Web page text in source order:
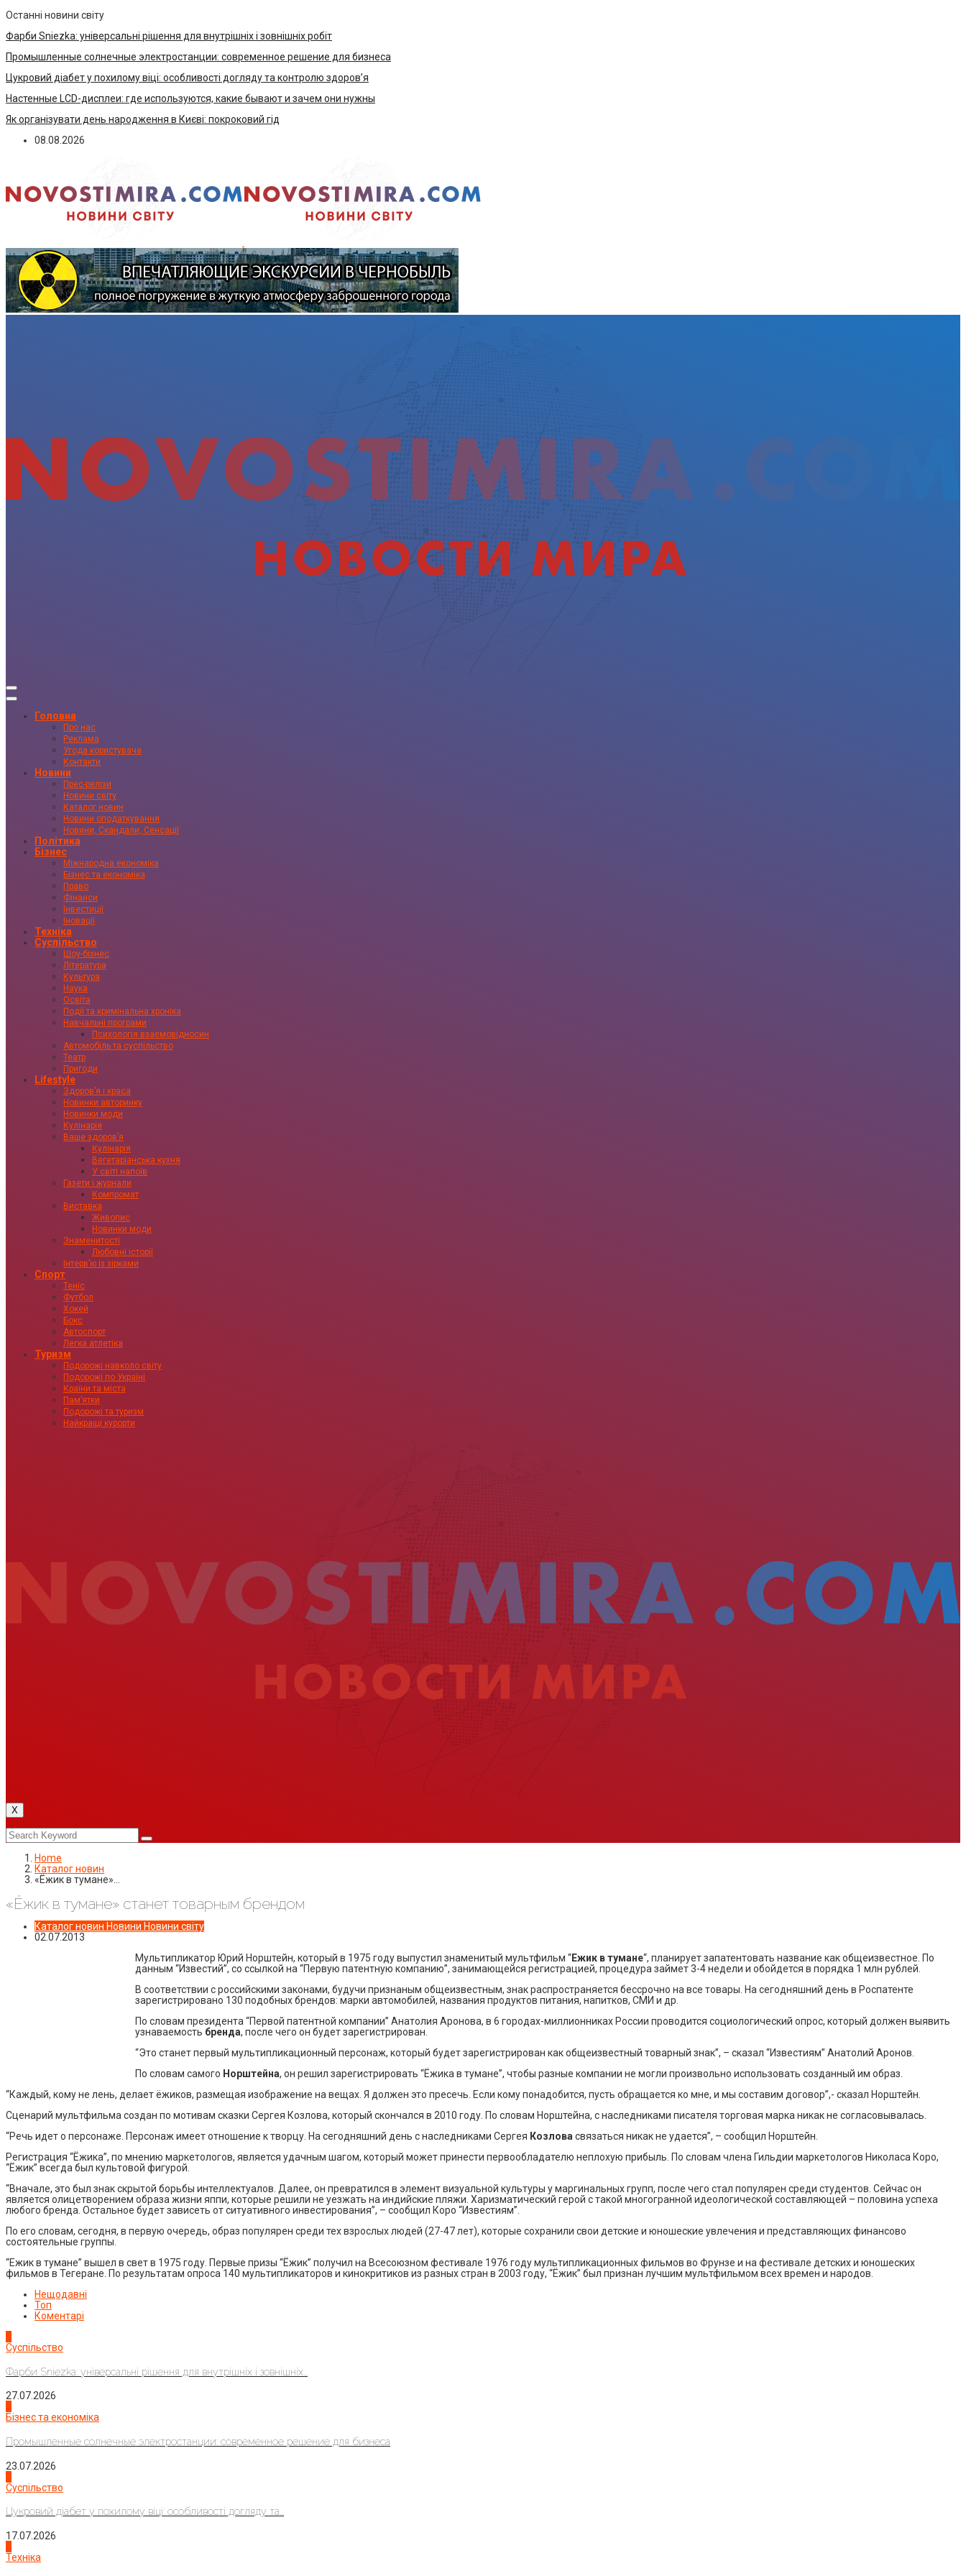
Останні новини світу
Фарби Sniezka: універсальні рішення для внутрішніх і зовнішніх робіт
Промышленные солнечные электростанции: современное решение для бизнеса
Цукровий діабет у похилому віці: особливості догляду та контролю здоров’я
Настенные LCD-дисплеи: где используются, какие бывают и зачем они нужны
Як організувати день народження в Києві: покроковий гід
08.08.2026
Головна
Про нас
Реклама
Угода користувача
Контакти
Новини
Прес-релізи
Новини світу
Каталог новин
Новини оподаткування
Новини, Скандали, Сенсації
Політика
Бізнес
Міжнародна економіка
Бізнес та економіка
Право
Фінанси
Інвестиції
Іновації
Техніка
Суспільство
Шоу-бізнес
Література
Культура
Наука
Освіта
Події та кримінальна хроніка
Навчальні програми
Психологія взаємовідносин
Автомобіль та суспільство
Театр
Пригоди
Lifestyle
Здоровʼя і краса
Новинки авторинку
Новинки моди
Кулінарія
Ваше здоровʼя
Кулінарія
Вегетаріанська кухня
У світі напоїв
Газети і журнали
Компромат
Виставка
Живопис
Новинки моди
Знаменитості
Любовні історії
Інтервʼю із зірками
Спорт
Теніс
Футбол
Хокей
Бокс
Автоспорт
Легка атлетіка
Туризм
Подорожі навколо світу
Подорожі по Україні
Країни та міста
Пам’ятки
Подорожі та туризм
Найкращі курорти
X
Home
Каталог новин
«Ёжик в тумане»…
«Ёжик в тумане» станет товарным брендом
Каталог новин Новини Новини світу
02.07.2013
Мультипликатор Юрий Норштейн, который в 1975 году выпустил знаменитый мультфильм “Ежик в тумане“, планирует запатентовать название как общеизвестное. По
данным “Известий”, со ссылкой на “Первую патентную компанию”, занимающейся регистрацией, процедура займет 3-4 недели и обойдется в порядка 1 млн рублей.
В соответствии с российскими законами, будучи признаным общеизвестным, знак распространяется бессрочно на все товары. На сегодняшний день в Роспатенте
зарегистрировано 130 подобных брендов: марки автомобилей, названия продуктов питания, напитков, СМИ и др.
По словам президента “Первой патентной компании” Анатолия Аронова, в 6 городах-миллионниках России проводится социологический опрос, который должен выявить
узнаваемость бренда, после чего он будет зарегистрирован.
“Это станет первый мультипликационный персонаж, который будет зарегистрирован как общеизвестный товарный знак”, – сказал “Известиям” Анатолий Аронов.
По словам самого Норштейна, он решил зарегистрировать “Ёжика в тумане”, чтобы разные компании не могли произвольно использовать созданный им образ.
“Каждый, кому не лень, делает ёжиков, размещая изображение на вещах. Я должен это пресечь. Если кому понадобится, пусть обращается ко мне, и мы составим договор”,- сказал Норштейн.
Сценарий мультфильма создан по мотивам сказки Сергея Козлова, который скончался в 2010 году. По словам Норштейна, с наследниками писателя торговая марка никак не согласовывалась.
“Речь идет о персонаже. Персонаж имеет отношение к творцу. На сегодняшний день с наследниками Сергея Козлова связаться никак не удается”, – сообщил Норштейн.
Регистрация “Ёжика”, по мнению маркетологов, является удачным шагом, который может принести первообладателю неплохую прибыль. По словам члена Гильдии маркетологов Николаса Коро,
“Ёжик” всегда был культовой фигурой.
“Вначале, это был знак скрытой борьбы интеллектуалов. Далее, он превратился в элемент визуальной культуры у маргинальных групп, после чего стал популярен среди студентов. Сейчас он
является олицетворением образа жизни яппи, которые решили не уезжать на индийские пляжи. Харизматический герой с такой многогранной идеологической составляющей – половина успеха
любого бренда. Остальное будет зависеть от ситуативного инвестирования”, – сообщил Коро “Известиям”.
По его словам, сегодня, в первую очередь, образ популярен среди тех взрослых людей (27-47 лет), которые сохранили свои детские и юношеские увлечения и представляющих финансово
состоятельные группы.
“Ежик в тумане” вышел в свет в 1975 году. Первые призы “Ёжик” получил на Всесоюзном фестивале 1976 году мультипликационных фильмов во Фрунзе и на фестивале детских и юношеских
фильмов в Тегеране. По результатам опроса 140 мультипликаторов и кинокритиков из разных стран в 2003 году, “Ёжик” был признан лучшим мультфильмом всех времен и народов.
Нещодавні
Топ
Коментарі
Суспільство
Фарби Sniezka: універсальні рішення для внутрішніх і зовнішніх...
27.07.2026
Бізнес та економіка
Промышленные солнечные электростанции: современное решение для бизнеса
23.07.2026
Суспільство
Цукровий діабет у похилому віці: особливості догляду та...
17.07.2026
Техніка